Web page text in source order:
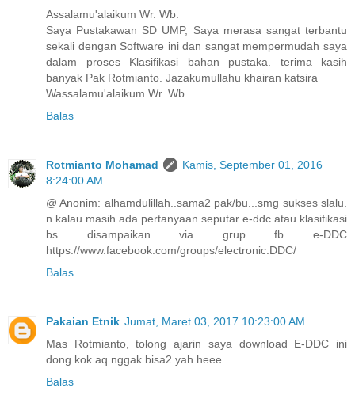
Assalamu'alaikum Wr. Wb.
Saya Pustakawan SD UMP, Saya merasa sangat terbantu
sekali dengan Software ini dan sangat mempermudah saya
dalam proses Klasifikasi bahan pustaka. terima kasih
banyak Pak Rotmianto. Jazakumullahu khairan katsira
Wassalamu'alaikum Wr. Wb.
Balas
Rotmianto Mohamad
Kamis, September 01, 2016
8:24:00 AM
@ Anonim: alhamdulillah..sama2 pak/bu...smg sukses slalu.
n kalau masih ada pertanyaan seputar e-ddc atau klasifikasi
bs disampaikan via grup fb e-DDC
https://www.facebook.com/groups/electronic.DDC/
Balas
Pakaian Etnik Jumat, Maret 03, 2017 10:23:00 AM
Mas Rotmianto, tolong ajarin saya download E-DDC ini
dong kok aq nggak bisa2 yah heee
Balas